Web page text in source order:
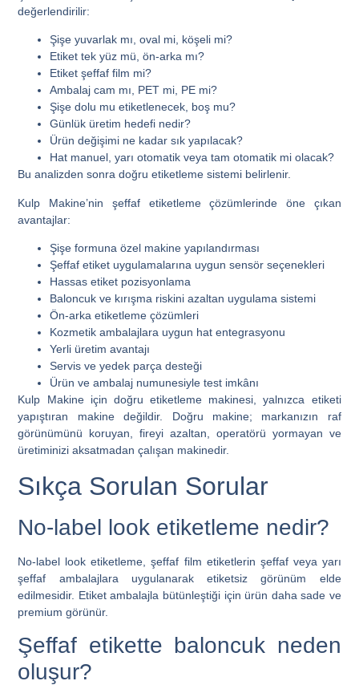
değerlendirilir:
Şişe yuvarlak mı, oval mi, köşeli mi?
Etiket tek yüz mü, ön-arka mı?
Etiket şeffaf film mi?
Ambalaj cam mı, PET mi, PE mi?
Şişe dolu mu etiketlenecek, boş mu?
Günlük üretim hedefi nedir?
Ürün değişimi ne kadar sık yapılacak?
Hat manuel, yarı otomatik veya tam otomatik mi olacak?
Bu analizden sonra doğru etiketleme sistemi belirlenir.
Kulp Makine’nin şeffaf etiketleme çözümlerinde öne çıkan
avantajlar:
Şişe formuna özel makine yapılandırması
Şeffaf etiket uygulamalarına uygun sensör seçenekleri
Hassas etiket pozisyonlama
Baloncuk ve kırışma riskini azaltan uygulama sistemi
Ön-arka etiketleme çözümleri
Kozmetik ambalajlara uygun hat entegrasyonu
Yerli üretim avantajı
Servis ve yedek parça desteği
Ürün ve ambalaj numunesiyle test imkânı
Kulp Makine için doğru etiketleme makinesi, yalnızca etiketi
yapıştıran makine değildir. Doğru makine; markanızın raf
görünümünü koruyan, fireyi azaltan, operatörü yormayan ve
üretiminizi aksatmadan çalışan makinedir.
Sıkça Sorulan Sorular
No-label look etiketleme nedir?
No-label look etiketleme, şeffaf film etiketlerin şeffaf veya yarı
şeffaf ambalajlara uygulanarak etiketsiz görünüm elde
edilmesidir. Etiket ambalajla bütünleştiği için ürün daha sade ve
premium görünür.
Şeffaf etikette baloncuk neden
oluşur?